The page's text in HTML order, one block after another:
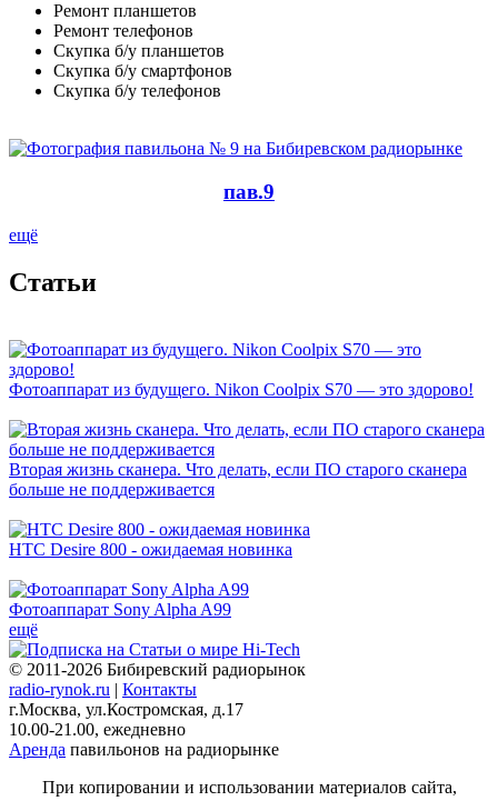
Ремонт планшетов
Ремонт телефонов
Скупка б/у планшетов
Скупка б/у смартфонов
Скупка б/у телефонов
пав.9
ещё
Cтатьи
Фотоаппарат из будущего. Nikon Coolpix S70 — это здорово!
Вторая жизнь сканера. Что делать, если ПО старого сканера
больше не поддерживается
HTC Desire 800 - ожидаемая новинка
Фотоаппарат Sony Alpha A99
ещё
© 2011-2026 Бибиревский радиорынок
radio-rynok.ru | Контакты
г.Москва, ул.Костромская, д.17
10.00-21.00, ежедневно
Аренда павильонов на радиорынке
При копировании и использовании материалов сайта,